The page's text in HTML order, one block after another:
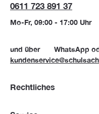
0611 723 891 37
Mo-Fr, 09:00 - 17:00 Uhr
und über WhatsApp
Rechtliches